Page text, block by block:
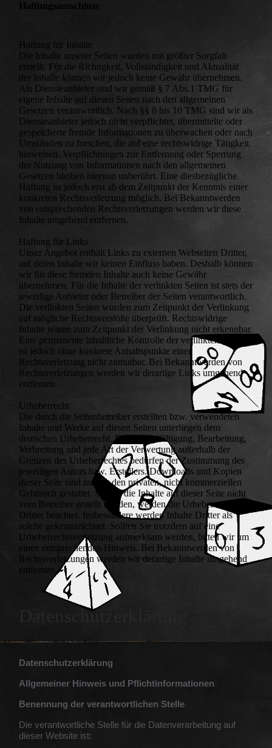
Haftungsausschluss
Haftung für Inhalte
Die Inhalte unserer Seiten wurden mit größter Sorgfalt
erstellt. Für die Richtigkeit, Vollständigkeit und Aktualität
der Inhalte können wir jedoch keine Gewähr übernehmen.
Als Diensteanbieter sind wir gemäß § 7 Abs.1 TMG für
eigene Inhalte auf diesen Seiten nach den allgemeinen
Gesetzen verantwortlich. Nach §§ 8 bis 10 TMG sind wir als
Diensteanbieter jedoch nicht verpflichtet, übermittelte oder
gespeicherte fremde Informationen zu überwachen oder nach
Umständen zu forschen, die auf eine rechtswidrige Tätigkeit
hinweisen. Verpflichtungen zur Entfernung oder Sperrung
der Nutzung von Informationen nach den allgemeinen
Gesetzen bleiben hiervon unberührt. Eine diesbezügliche
Haftung ist jedoch erst ab dem Zeitpunkt der Kenntnis einer
konkreten Rechtsverletzung möglich. Bei Bekanntwerden
von entsprechenden Rechtsverletzungen werden wir diese
Inhalte umgehend entfernen.
Haftung für Links
Unser Angebot enthält Links zu externen Webseiten Dritter,
auf deren Inhalte wir keinen Einfluss haben. Deshalb können
wir für diese fremden Inhalte auch keine Gewähr
übernehmen. Für die Inhalte der verlinkten Seiten ist stets der
jeweilige Anbieter oder Betreiber der Seiten verantwortlich.
Die verlinkten Seiten wurden zum Zeitpunkt der Verlinkung
auf mögliche Rechtsverstöße überprüft. Rechtswidrige
Inhalte waren zum Zeitpunkt der Verlinkung nicht erkennbar.
Eine permanente inhaltliche Kontrolle der verlinkten Seiten
ist jedoch ohne konkrete Anhaltspunkte einer
Rechtsverletzung nicht zumutbar. Bei Bekanntwerden von
Rechtsverletzungen werden wir derartige Links umgehend
entfernen.
Urheberrecht
Die durch die Seitenbetreiber erstellten bzw. verwendeten
Inhalte und Werke auf diesen Seiten unterliegen dem
deutschen Urheberrecht. Die Vervielfältigung, Bearbeitung,
Verbreitung und jede Art der Verwertung außerhalb der
Grenzen des Urheberrechtes bedürfen der Zustimmung des
jeweiligen Autors bzw. Erstellers. Downloads und Kopien
dieser Seite sind nur für den privaten, nicht kommerziellen
Gebrauch gestattet. Soweit die Inhalte auf dieser Seite nicht
vom Betreiber erstellt wurden, werden die Urheberrechte
Dritter beachtet. Insbesondere werden Inhalte Dritter als
solche gekennzeichnet. Sollten Sie trotzdem auf eine
Urheberrechtsverletzung aufmerksam werden, bitten wir um
einen entsprechenden Hinweis. Bei Bekanntwerden von
Rechtsverletzungen werden wir derartige Inhalte umgehend
entfernen.
Datenschutzerklärung
Datenschutzerklärung
Allgemeiner Hinweis und Pflichtinformationen
Benennung der verantwortlichen Stelle
Die verantwortliche Stelle für die Datenverarbeitung auf
dieser Website ist: